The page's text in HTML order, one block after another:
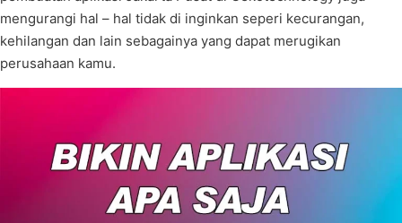
mengurangi hal – hal tidak di inginkan seperi kecurangan,
kehilangan dan lain sebagainya yang dapat merugikan
perusahaan kamu.